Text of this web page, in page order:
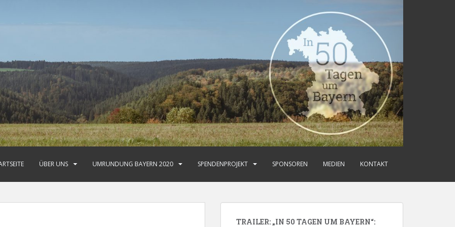
ÜBER UNS UMRUNDUNG BAYERN 2020 SPENDENPROJEKT SPONSOREN MEDIEN KONTAKT
TRAILER: „IN 50 TAGEN UM BAYERN“: